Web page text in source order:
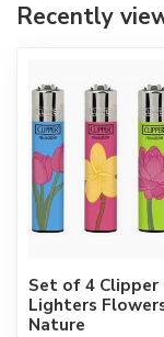
Recently
Set of 4 Clipper
Lighters
Nature